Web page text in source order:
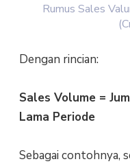
Rumus Sales
Dengan rincian:
Sales Volume =
Lama Periode
Sebagai contohnya,